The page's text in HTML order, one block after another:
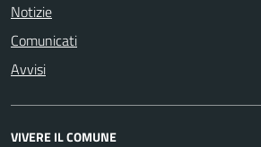
Notizie
Comunicati
Avvisi
VIVERE IL COMUNE